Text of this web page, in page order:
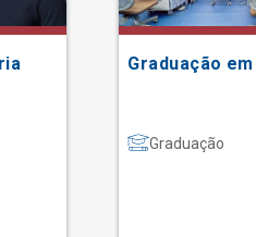
Graduação
Graduação